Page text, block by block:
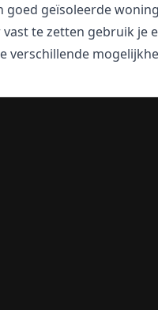
goed geïsoleerde
te zetten gebruik